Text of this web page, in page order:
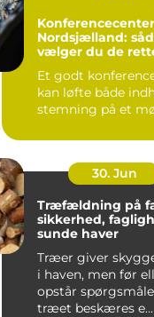
Nordsjælland:
vælger du de
Et godt
kan løfte både
stemning på et
30. Jun
Træfældning på
sikkerhed,
sunde haver
Træer giver
i haven, men før
opstår
træet beskæres e...